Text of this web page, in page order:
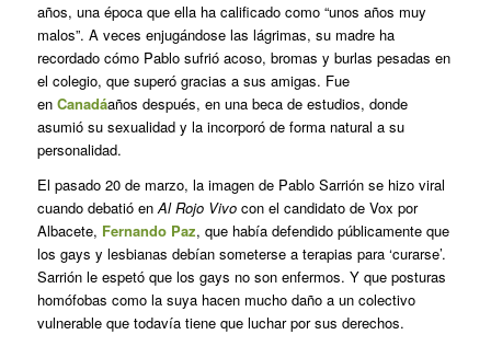
años, una época que ella ha calificado como “unos años muy
malos”. A veces enjugándose las lágrimas, su madre ha
recordado cómo Pablo sufrió acoso, bromas y burlas pesadas en
el colegio, que superó gracias a sus amigas. Fue
en Canadáaños después, en una beca de estudios, donde
asumió su sexualidad y la incorporó de forma natural a su
personalidad.
El pasado 20 de marzo, la imagen de Pablo Sarrión se hizo viral
cuando debatió enAl Rojo Vivocon el candidato de Vox por
Albacete, Fernando Paz, que había defendido públicamente que
los gays y lesbianas debían someterse a terapias para ‘curarse’.
Sarrión le espetó que los gays no son enfermos. Y que posturas
homófobas como la suya hacen mucho daño a un colectivo
vulnerable que todavía tiene que luchar por sus derechos.